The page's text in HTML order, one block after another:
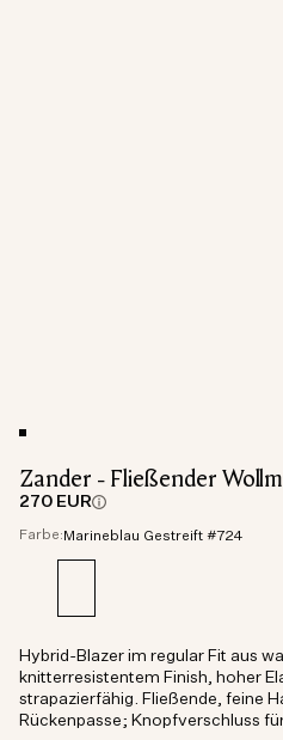
Zander - Fließender
270 EUR
Farbe: Marineblau Gestreift #724
Hybrid-Blazer im regular Fit aus
knitterresistentem Finish, hoher
strapazierfähig. Fließende, feine
Rückenpasse; Knopfverschluss